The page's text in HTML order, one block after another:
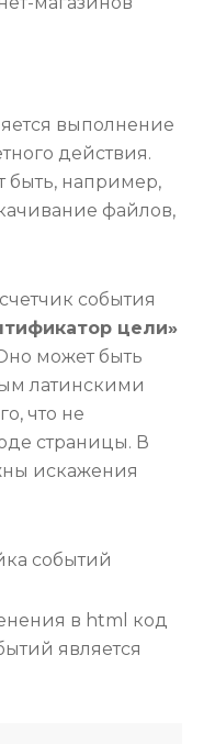
выполнение
действия.
быть, например,
файлов,
события
цели»
может быть
латинскими
что не
страницы. В
искажения
в html код
является